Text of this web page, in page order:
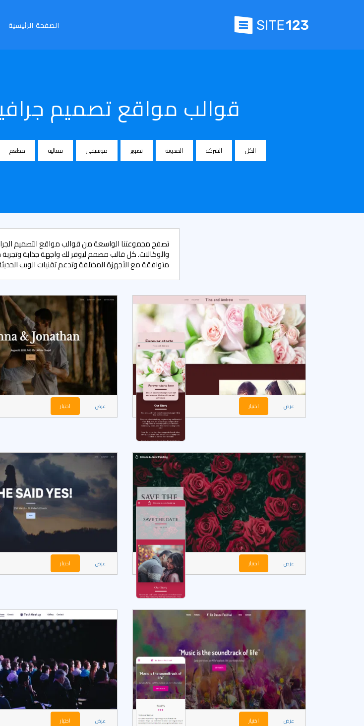
الصفحة الرئيسية
قوالب مواقع تصميم
الكل الشركة المدونة تصوير موسيقى فعالية مطعم
تصفح مجموعتنا الواسعة من قوالب مواقع التصميم
والوكالات. كل قالب مصمم ليوفر لك واجهة جذابة
متوافقة مع الأجهزة المختلفة وتدعم تقنيات الويب
عرض اختيار عرض اختيار
عرض اختيار عرض اختيار
عرض اختيار عرض اختيار